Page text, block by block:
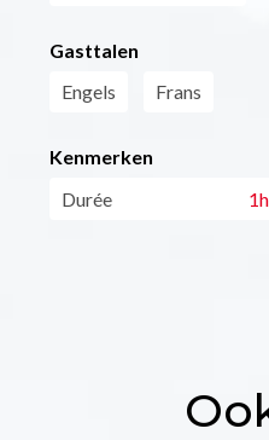
Gasttalen
Engels
Frans
Kenmerken
Durée